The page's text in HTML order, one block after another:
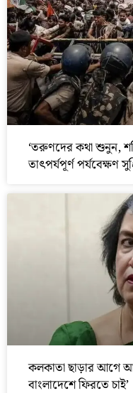
‘তরুণদের কথা শুনুন,
তাৎপর্যপূর্ণ পর্যবেক্ষণ
কলকাতা ছাড়ার আগে
বাংলাদেশে ফিরতে চাই’